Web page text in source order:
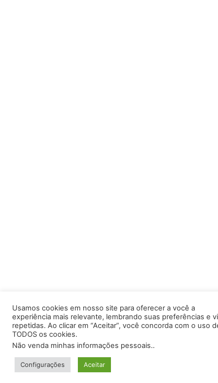
Usamos cookies em nosso site para oferecer a você a
experiência mais relevante, lembrando suas preferências e
repetidas. Ao clicar em “Aceitar”, você concorda com o uso
TODOS os cookies.
Não venda minhas informações pessoais..
Configurações Aceitar